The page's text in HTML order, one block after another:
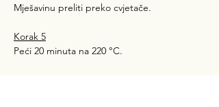
Mješavinu preliti preko cvjetače.
Korak 5
Peći 20 minuta na 220 °C.